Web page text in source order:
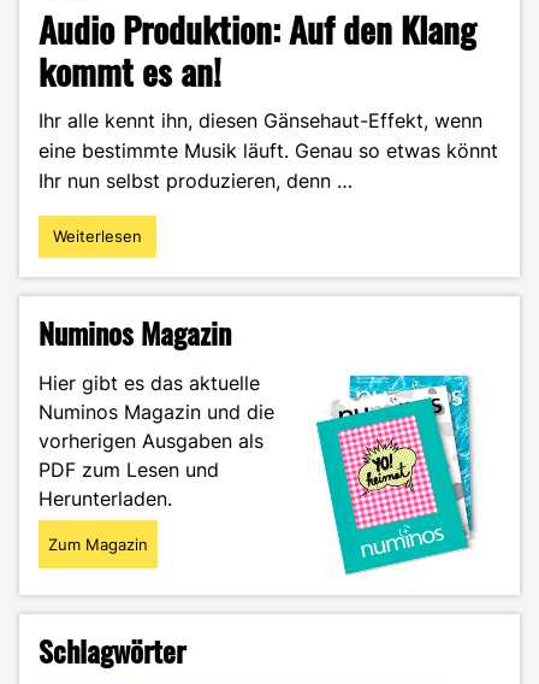
Audio Produktion: Auf den Klang
kommt es an!
Ihr alle kennt ihn, diesen Gänsehaut-Effekt, wenn
eine bestimmte Musik läuft. Genau so etwas könnt
Ihr nun selbst produzieren, denn …
"Audio
Produktion:
Klang
es
an!"
Weiterlesen
Numinos Magazin
Hier gibt es das aktuelle
Numinos Magazin und die
vorherigen Ausgaben als
PDF zum Lesen und
Herunterladen.
Zum Magazin
Schlagwörter